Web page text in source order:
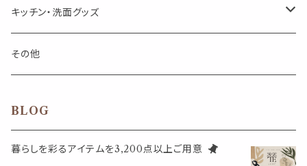
チューブ
スライドケース
アロマストーン
フック・マグネット・画鋲
ステッカー・マスキングテープ・付箋
ウォールアイテム
フック・マグネット・画鋲
収納・小物トレー
ブローチ・ピンバッチ
ピアス
キッチン・洗面グッズ
カトラリー
その他
BLOG
暮らしを彩るアイテムを3,200点以上ご用意